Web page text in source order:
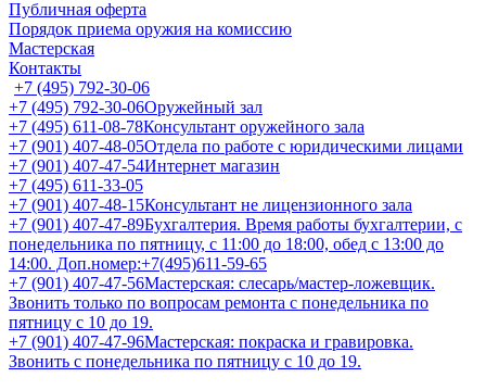
Публичная оферта
Порядок приема оружия на комиссию
Мастерская
Контакты
+7 (495) 792-30-06
+7 (495) 792-30-06Оружейный зал
+7 (495) 611-08-78Консультант оружейного зала
+7 (901) 407-48-05Отдела по работе с юридическими лицами
+7 (901) 407-47-54Интернет магазин
+7 (495) 611-33-05
+7 (901) 407-48-15Консультант не лицензионного зала
+7 (901) 407-47-89Бухгалтерия. Время работы бухгалтерии, с
понедельника по пятницу, с 11:00 до 18:00, обед с 13:00 до
14:00. Доп.номер:+7(495)611-59-65
+7 (901) 407-47-56Мастерская: слесарь/мастер-ложевщик.
Звонить только по вопросам ремонта с понедельника по
пятницу с 10 до 19.
+7 (901) 407-47-96Мастерская: покраска и гравировка.
Звонить с понедельника по пятницу с 10 до 19.